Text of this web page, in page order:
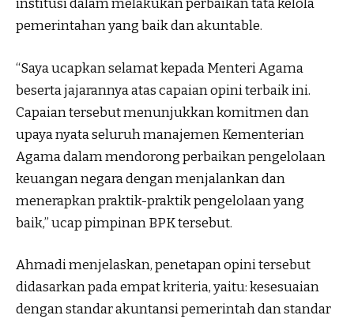
institusi dalam melakukan perbaikan tata kelola
pemerintahan yang baik dan akuntable.
“Saya ucapkan selamat kepada Menteri Agama
beserta jajarannya atas capaian opini terbaik ini.
Capaian tersebut menunjukkan komitmen dan
upaya nyata seluruh manajemen Kementerian
Agama dalam mendorong perbaikan pengelolaan
keuangan negara dengan menjalankan dan
menerapkan praktik-praktik pengelolaan yang
baik,” ucap pimpinan BPK tersebut.
Ahmadi menjelaskan, penetapan opini tersebut
didasarkan pada empat kriteria, yaitu: kesesuaian
dengan standar akuntansi pemerintah dan standar